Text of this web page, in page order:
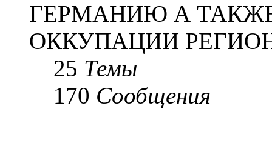
ГЕРМАНИЮ А
ОККУПАЦИИ
25 Темы
170 Сообщения